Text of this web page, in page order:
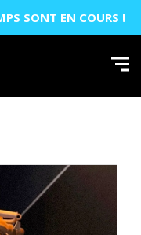
SONT EN COURS !